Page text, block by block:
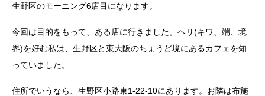
生野区のモーニング6店目になります。
今回は目的をもって、ある店に行きました。ヘリ(キワ、端、境
界)を好む私は、生野区と東大阪のちょうど境にあるカフェを知
っていました。
住所でいうなら、生野区小路東1-22-10にあります。お隣は布施